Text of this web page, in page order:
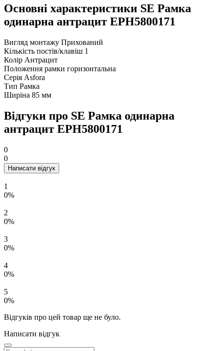
Основні характеристики SE Рамка
одинарна антрацит EPH5800171
Вигляд монтажу Прихований
Кількість постів/клавіш 1
Колір Антрацит
Положення рамки горизонтальна
Серія Asfora
Тип Рамка
Ширіна 85 мм
Відгуки про SE Рамка одинарна
антрацит EPH5800171
0
0
Написати відгук
1
0%
2
0%
3
0%
4
0%
5
0%
Відгуків про цей товар ще не було.
Написати відгук